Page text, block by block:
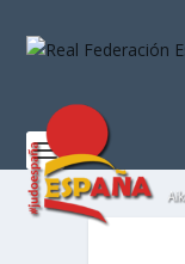
este
incluye
sistema